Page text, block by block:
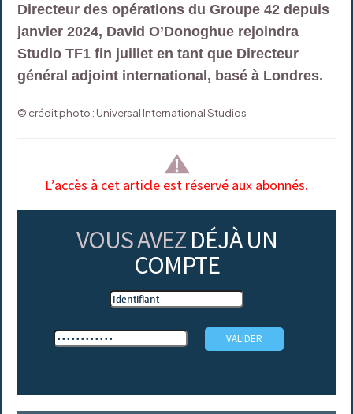
Directeur des opérations du Groupe 42 depuis
janvier 2024, David O’Donoghue rejoindra
Studio TF1 fin juillet en tant que Directeur
général adjoint international, basé à Londres.
© crédit photo : Universal International Studios
L’accès à cet article est réservé aux abonnés.
VOUS AVEZ DÉJÀ UN
COMPTE